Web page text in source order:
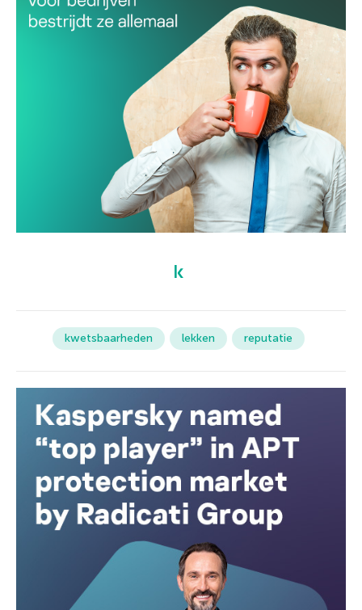
kwetsbaarheden lekken reputatie